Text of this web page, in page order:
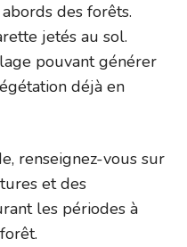
des forêts.
jetés au sol.
pouvant générer
déjà en
renseignez-vous sur
et des
les périodes à